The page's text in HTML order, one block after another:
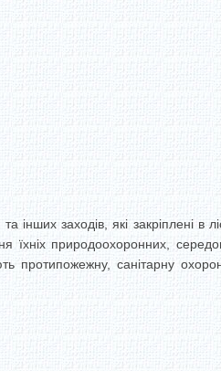
інших заходів, які закріплені в
їхніх природоохоронних,
протипожежну, санітарну